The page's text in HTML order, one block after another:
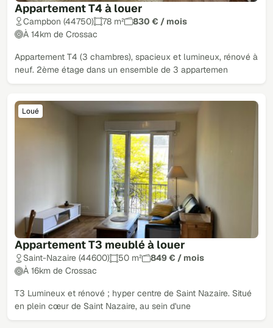
Appartement T4 à louer
Campbon (44750) 78 m²
830 € / mois
À 14km de Crossac
Appartement T4 (3 chambres), spacieux et lumineux, rénové à
neuf. 2ème étage dans un ensemble de 3 appartemen
Appartement T3 meublé à louer
Loué
Saint-Nazaire (44600) 50 m²
849 € / mois
À 16km de Crossac
T3 Lumineux et rénové ; hyper centre de Saint Nazaire. Situé
en plein cœur de Saint Nazaire, au sein d'une